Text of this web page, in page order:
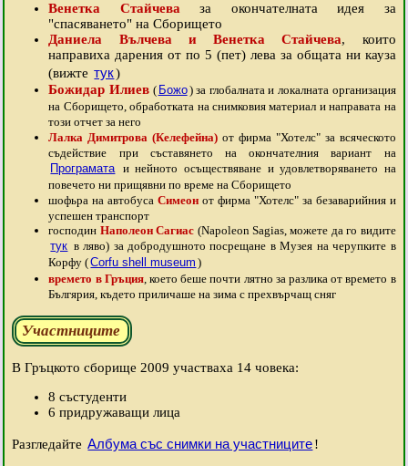
Венетка Стайчева за окончателната идея за
"спасяването" на Сборището
Даниела Вълчева и Венетка Стайчева, които
направиха дарения от по 5 (пет) лева за общата ни кауза
(вижте тук)
Божидар Илиев ( Божо) за глобалната и локалната организация
на Сборището, обработката на снимковия материал и направата на
този отчет за него
Лалка Димитрова (Келефейна)от фирма "Хотелс" за всяческото
съдействие при съставянето на окончателния вариант на
Програмата и нейното осъществяване и удовлетворяването на
повечето ни прищявни по време на Сборището
шофьра на автобусаСимеонот фирма "Хотелс" за безаварийния и
успешен транспорт
господин Наполеон Сагиас (Napoleon Sagias, можете да го видите
тук в ляво) за добродушното посрещане в Музея на черупките в
Корфу (Corfu shell museum )
времето в Гръция, което беше почти лятно за разлика от времето в
Бългярия, където приличаше на зима с прехвърчащ сняг
Участниците
В Гръцкото сборище 2009 участваха 14 човека:
8 състуденти
6 придружаващи лица
Разгледайте Албума със снимки на участниците!